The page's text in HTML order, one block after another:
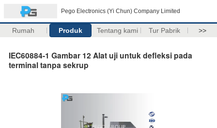
Pego Electronics (Yi Chun) Company Limited
Rumah Produk Tentang kami Tur Pabrik >>
IEC60884-1 Gambar 12 Alat uji untuk defleksi pada
terminal tanpa sekrup